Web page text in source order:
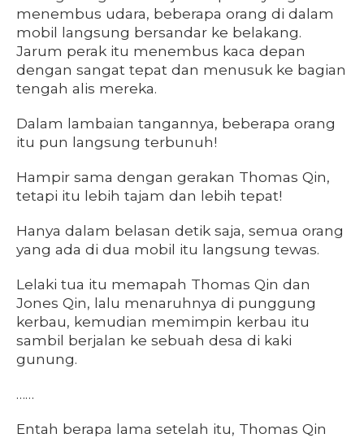
menembus udara, beberapa orang di dalam
mobil langsung bersandar ke belakang.
Jarum perak itu menembus kaca depan
dengan sangat tepat dan menusuk ke bagian
tengah alis mereka.
Dalam lambaian tangannya, beberapa orang
itu pun langsung terbunuh!
Hampir sama dengan gerakan Thomas Qin,
tetapi itu lebih tajam dan lebih tepat!
Hanya dalam belasan detik saja, semua orang
yang ada di dua mobil itu langsung tewas.
Lelaki tua itu memapah Thomas Qin dan
Jones Qin, lalu menaruhnya di punggung
kerbau, kemudian memimpin kerbau itu
sambil berjalan ke sebuah desa di kaki
gunung.
……
Entah berapa lama setelah itu, Thomas Qin